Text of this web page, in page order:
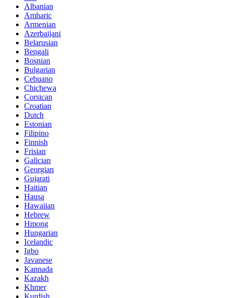
Albanian
Amharic
Armenian
Azerbaijani
Belarusian
Bengali
Bosnian
Bulgarian
Cebuano
Chichewa
Corsican
Croatian
Dutch
Estonian
Filipino
Finnish
Frisian
Galician
Georgian
Gujarati
Haitian
Hausa
Hawaiian
Hebrew
Hmong
Hungarian
Icelandic
Igbo
Javanese
Kannada
Kazakh
Khmer
Kurdish